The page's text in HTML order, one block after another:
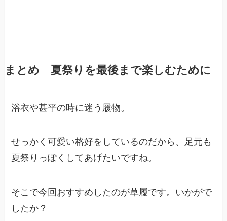
まとめ 夏祭りを最後まで楽しむために
浴衣や甚平の時に迷う履物。
せっかく可愛い格好をしているのだから、足元も
夏祭りっぽくしてあげたいですね。
そこで今回おすすめしたのが草履です。いかがで
したか？